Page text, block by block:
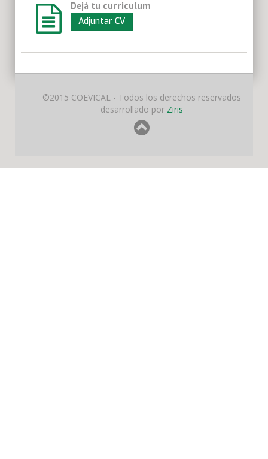
Dejá tu curriculum
Adjuntar CV
©2015 COEVICAL - Todos los derechos reservados
desarrollado porZiris